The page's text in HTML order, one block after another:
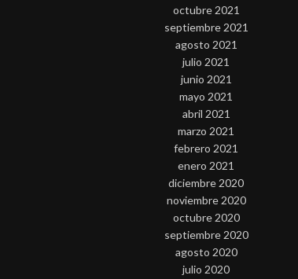
octubre 2021
septiembre 2021
agosto 2021
julio 2021
junio 2021
mayo 2021
abril 2021
marzo 2021
febrero 2021
enero 2021
diciembre 2020
noviembre 2020
octubre 2020
septiembre 2020
agosto 2020
julio 2020